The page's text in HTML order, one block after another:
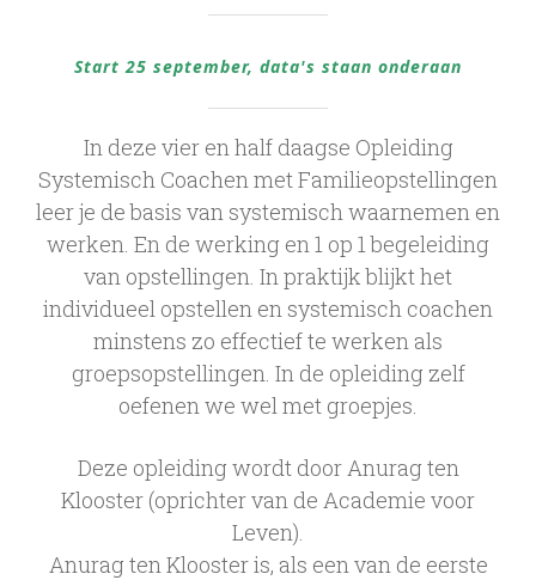
Start 25 september, data's staan onderaan
In deze vier en half daagse Opleiding
Systemisch Coachen met Familieopstellingen
leer je de basis van systemisch waarnemen en
werken. En de werking en 1 op 1 begeleiding
van opstellingen. In praktijk blijkt het
individueel opstellen en systemisch coachen
minstens zo effectief te werken als
groepsopstellingen. In de opleiding zelf
oefenen we wel met groepjes.
Deze opleiding wordt door Anurag ten
Klooster (oprichter van de Academie voor
Leven).
Anurag ten Klooster is, als een van de eerste